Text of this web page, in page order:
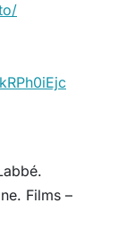
Films –